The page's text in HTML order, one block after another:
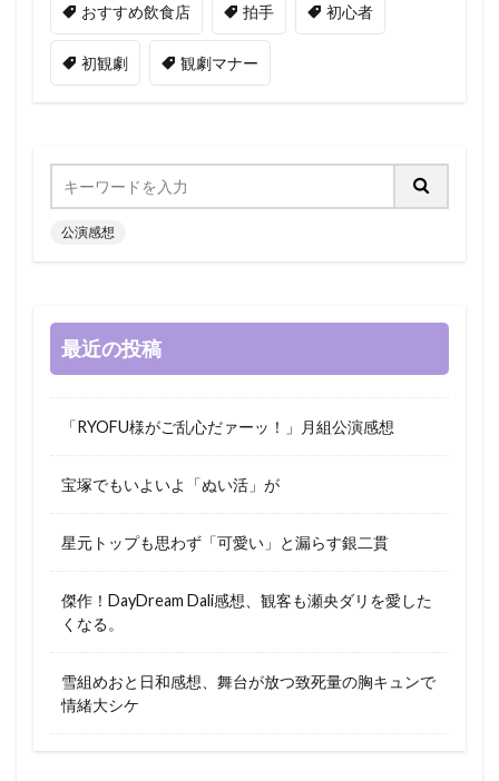
おすすめ飲食店 拍手 初心者
初観劇 観劇マナー
公演感想
最近の投稿
「RYOFU様がご乱心だァーッ！」月組公演感想
宝塚でもいよいよ「ぬい活」が
星元トップも思わず「可愛い」と漏らす銀二貫
傑作！DayDream Dali感想、観客も瀬央ダリを愛した
くなる。
雪組めおと日和感想、舞台が放つ致死量の胸キュンで
情緒大シケ